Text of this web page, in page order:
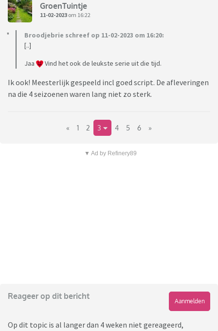
GroenTuintje
11-02-2023 om 16:22
Broodjebrie schreef op 11-02-2023 om 16:20:
[..]
Jaa Vind het ook de leukste serie uit die tijd.
Ik ook! Meesterlijk gespeeld incl goed script. De afleveringen
na die 4 seizoenen waren lang niet zo sterk.
« 1 2 3 4 5 6 »
▼ Ad by Refinery89
Reageer op dit bericht
Aanmelden
Op dit topic is al langer dan 4 weken niet gereageerd,